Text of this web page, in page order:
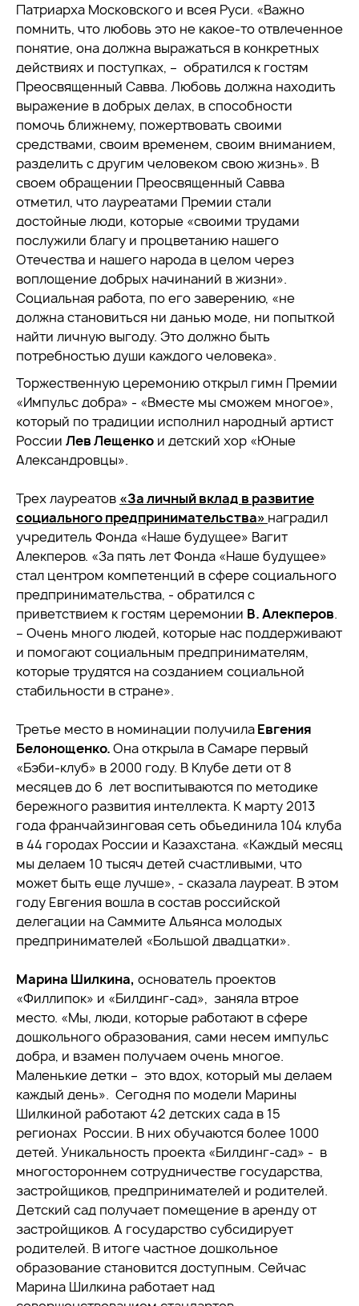
Патриарха Московского и всея Руси. «Важно
помнить, что любовь это не какое-то отвлеченное
понятие, она должна выражаться в конкретных
действиях и поступках, – обратился к гостям
Преосвященный Савва. Любовь должна находить
выражение в добрых делах, в способности
помочь ближнему, пожертвовать своими
средствами, своим временем, своим вниманием,
разделить с другим человеком свою жизнь». В
своем обращении Преосвященный Савва
отметил, что лауреатами Премии стали
достойные люди, которые «своими трудами
послужили благу и процветанию нашего
Отечества и нашего народа в целом через
воплощение добрых начинаний в жизни».
Социальная работа, по его заверению, «не
должна становиться ни данью моде, ни попыткой
найти личную выгоду. Это должно быть
потребностью души каждого человека».
Торжественную церемонию открыл гимн Премии
«Импульс добра» - «Вместе мы сможем многое»,
который по традиции исполнил народный артист
России Лев Лещенко и детский хор «Юные
Александровцы».
Трех лауреатов «За личный вклад в развитие
социального предпринимательства» наградил
учредитель Фонда «Наше будущее» Вагит
Алекперов. «За пять лет Фонда «Наше будущее»
стал центром компетенций в сфере социального
предпринимательства, - обратился с
приветствием к гостям церемонии В. Алекперов.
– Очень много людей, которые нас поддерживают
и помогают социальным предпринимателям,
которые трудятся на созданием социальной
стабильности в стране».
Третье место в номинации получилаЕвгения
Белонощенко.Она открыла в Самаре первый
«Бэби-клуб» в 2000 году. В Клубе дети от 8
месяцев до 6 лет воспитываются по методике
бережного развития интеллекта. К марту 2013
года франчайзинговая сеть объединила 104 клуба
в 44 городах России и Казахстана. «Каждый месяц
мы делаем 10 тысяч детей счастливыми, что
может быть еще лучше», - сказала лауреат. В этом
году Евгения вошла в состав российской
делегации на Саммите Альянса молодых
предпринимателей «Большой двадцатки».
Марина Шилкина, основатель проектов
«Филлипок» и «Билдинг-сад», заняла втрое
место. «Мы, люди, которые работают в сфере
дошкольного образования, сами несем импульс
добра, и взамен получаем очень многое.
Маленькие детки – это вдох, который мы делаем
каждый день». Сегодня по модели Марины
Шилкиной работают 42 детских сада в 15
регионах России. В них обучаются более 1000
детей. Уникальность проекта «Билдинг-сад» - в
многостороннем сотрудничестве государства,
застройщиков, предпринимателей и родителей.
Детский сад получает помещение в аренду от
застройщиков. А государство субсидирует
родителей. В итоге частное дошкольное
образование становится доступным. Сейчас
Марина Шилкина работает над